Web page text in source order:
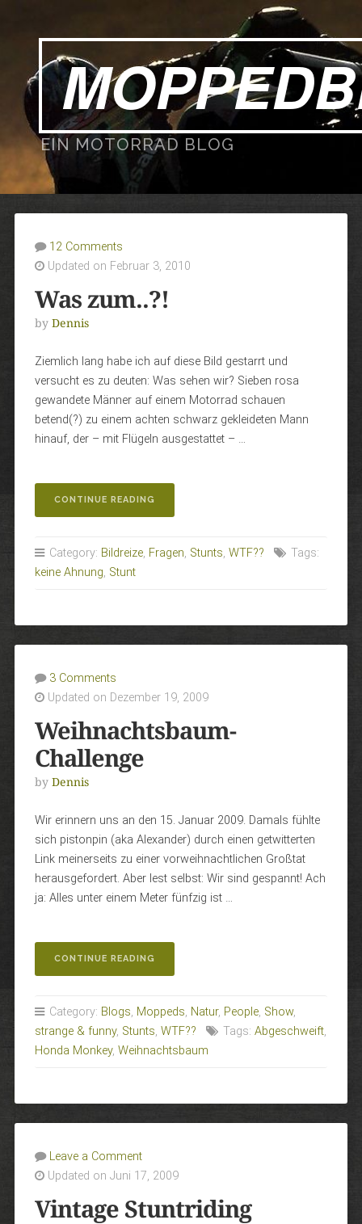
EIN MOTORRAD BLOG
12 Comments
Updated on Februar 3, 2010
Was zum..?!
by Dennis
Ziemlich lang habe ich auf diese Bild gestarrt und
versucht es zu deuten: Was sehen wir? Sieben rosa
gewandete Männer auf einem Motorrad schauen
betend(?) zu einem achten schwarz gekleideten Mann
hinauf, der – mit Flügeln ausgestattet – …
CONTINUE READING
ZUM..?!“
Category: Bildreize, Fragen, Stunts, WTF??
Tags:
keine Ahnung, Stunt
3 Comments
Updated on Dezember 19, 2009
Weihnachtsbaum-
Challenge
by Dennis
Wir erinnern uns an den 15. Januar 2009. Damals fühlte
sich pistonpin (aka Alexander) durch einen getwitterten
Link meinerseits zu einer vorweihnachtlichen Großtat
herausgefordert. Aber lest selbst: Wir sind gespannt! Ach
ja: Alles unter einem Meter fünfzig ist …
CONTINUE READING
CHALLENGE“
Category: Blogs, Moppeds, Natur, People, Show,
strange & funny, Stunts, WTF?? Tags: Abgeschweift,
Honda Monkey, Weihnachtsbaum
Leave a Comment
Updated on Juni 17, 2009
Vintage Stuntriding